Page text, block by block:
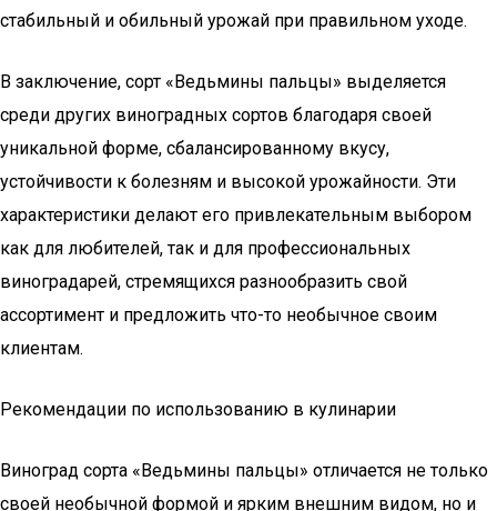
стабильный и обильный урожай при правильном уходе.
В заключение, сорт «Ведьмины пальцы» выделяется
среди других виноградных сортов благодаря своей
уникальной форме, сбалансированному вкусу,
устойчивости к болезням и высокой урожайности. Эти
характеристики делают его привлекательным выбором
как для любителей, так и для профессиональных
виноградарей, стремящихся разнообразить свой
ассортимент и предложить что-то необычное своим
клиентам.
Рекомендации по использованию в кулинарии
Виноград сорта «Ведьмины пальцы» отличается не только
своей необычной формой и ярким внешним видом, но и